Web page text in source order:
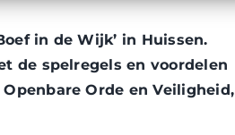
in de Wijk’ in Huissen.
de spelregels en voordelen
Orde en Veiligheid,